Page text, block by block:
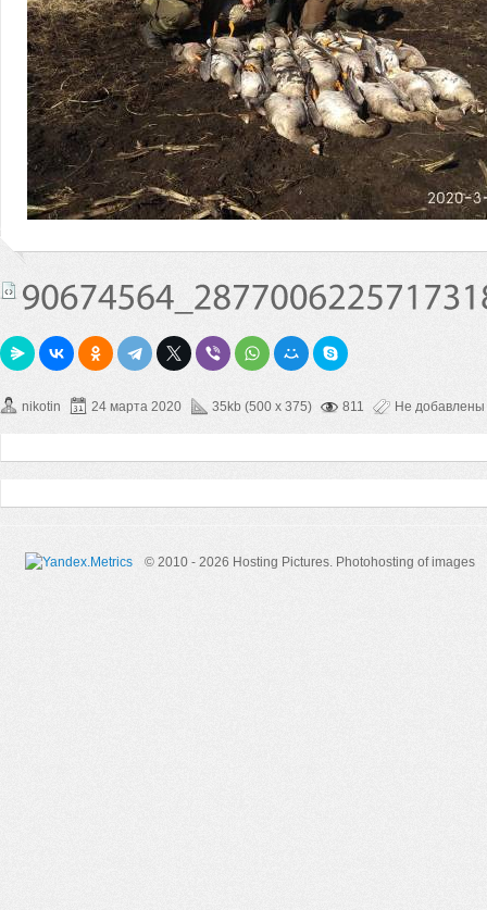
nikotin 24 марта 2020 35kb (500 x 375) 811 Не добавлены
© 2010 - 2026 Hosting Pictures. Photohosting of images